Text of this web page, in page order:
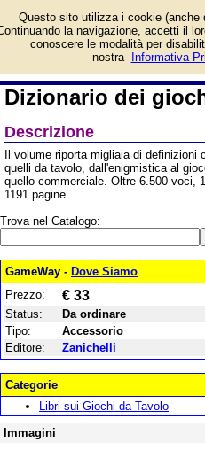
Dizionario dei
Descrizione
Il volume riporta migliaia di
quelli da tavolo, dall'enigmistica al
quello commerciale. Oltre 6.500 voci,
1191 pagine.
Trova nel Catalogo:
GameWay - Dove Siamo
Prezzo:
€ 33
Status:
Da ordinare
Tipo:
Accessorio
Editore:
Zanichelli
Categorie
Libri sui Giochi da Tavolo
Immagini
Questo sito utilizza i cookie (anche
la navigazione, accetti il
conoscere le modalità per
nostra
Informativa